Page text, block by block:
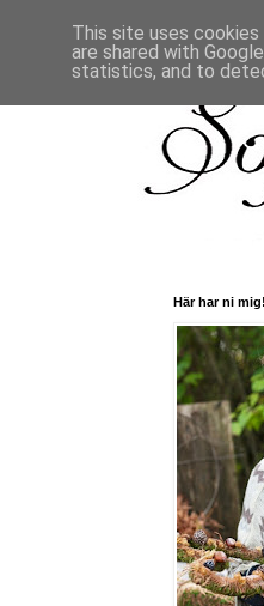
Här har ni mig!
This site uses
are shared with
statistics, and to